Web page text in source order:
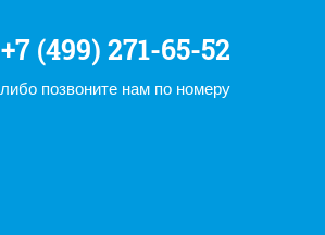
+7 (499) 271-65-52
либо позвоните нам по номеру